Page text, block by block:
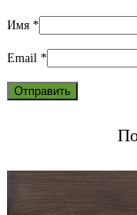
Имя *
Email *